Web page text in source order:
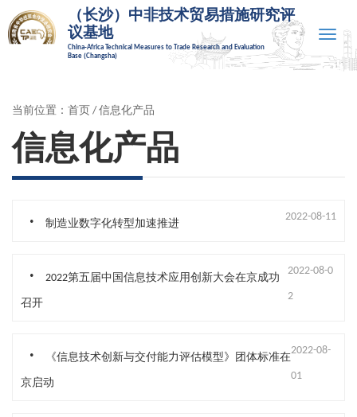
（长沙）中非技术贸易措施研究评
议基地
China-Africa Technical Measures to Trade Research and Evaluation
Base (Changsha)
Toggle
当前位置： 首页 / 信息化产品
信息化产品
. 制造业数字化转型加速推进
2022-08-11
. 2022第五届中国信息技术应用创新大会在京成功
召开
2022-08-0
2
. 《信息技术创新与交付能力评估模型》团体标准在
京启动
2022-08-
01